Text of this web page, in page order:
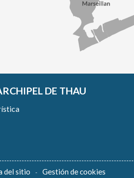
DE THAU
del sitio Gestión de cookies